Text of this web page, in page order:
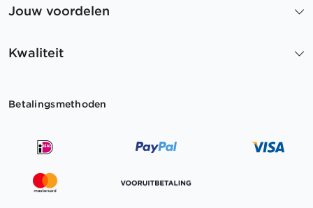
Jouw voordelen
Kwaliteit
Betalingsmethoden